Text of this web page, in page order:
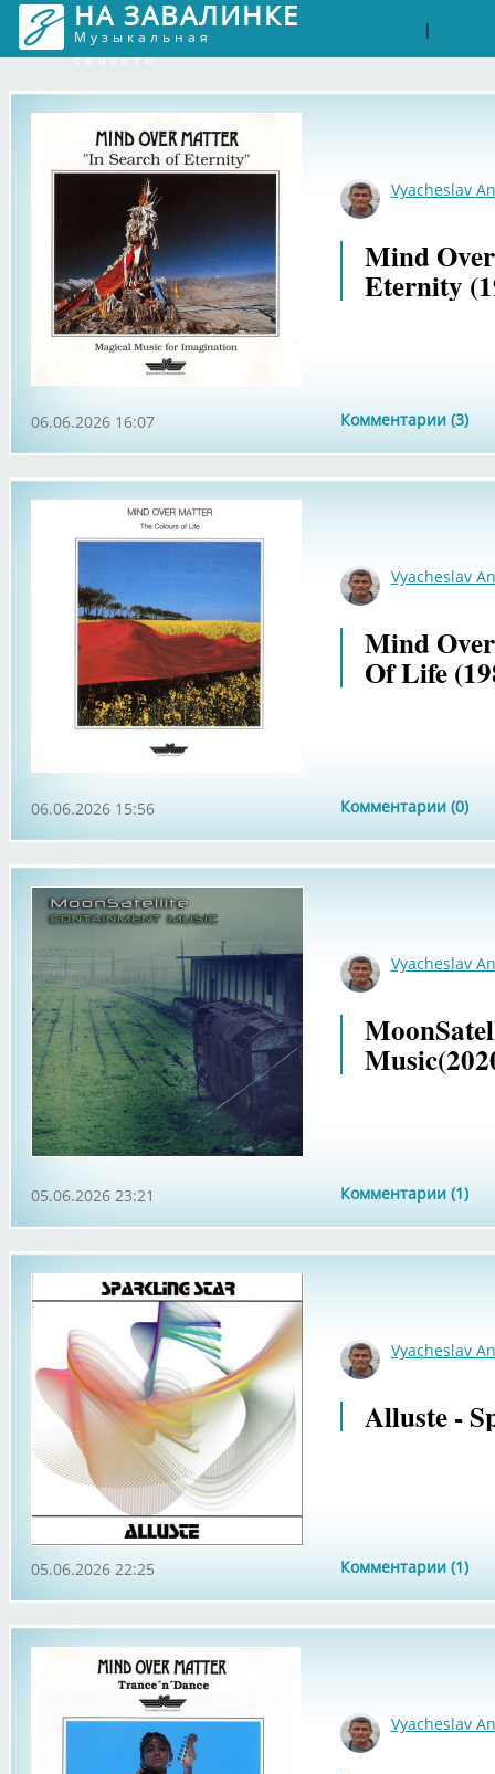
НА ЗАВАЛИНКЕ
Музыкальная
соцсеть
|
Vyacheslav
Mind
Eternity
Комментарии (3)
06.06.2026 16:07
Vyacheslav
Mind
Of Life
Комментарии (0)
06.06.2026 15:56
Vyacheslav
Комментарии (1)
05.06.2026 23:21
Vyacheslav
Alluste -
Комментарии (1)
05.06.2026 22:25
Vyacheslav